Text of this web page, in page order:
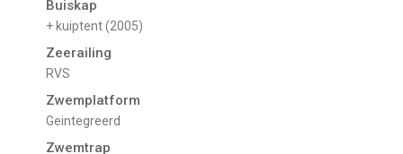
Buiskap
+ kuiptent (2005)
Zeerailing
RVS
Zwemplatform
Geintegreerd
Zwemtrap